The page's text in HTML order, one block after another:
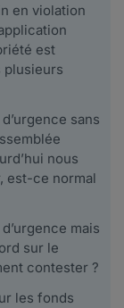
en violation
est
plusieurs
sans
nous
est-ce normal
mais
sur le
contester ?
les fonds